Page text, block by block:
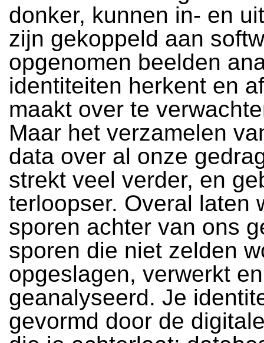
donker, kunnen in- en
zijn gekoppeld aan
opgenomen beelden
identiteiten herkent en
maakt over te
Maar het verzamelen
data over al onze
strekt veel verder, en
terloopser. Overal laten
sporen achter van ons
sporen die niet zelden
opgeslagen, verwerkt en
geanalyseerd. Je
gevormd door de